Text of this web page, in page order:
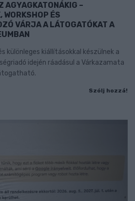
AGYAGKATONÁKIG –
ÉS
VÁRJA A LÁTOGATÓKAT A
különleges kiállításokkal készülnek a
idején ráadásul a Várkazamata
Szólj hozzá!